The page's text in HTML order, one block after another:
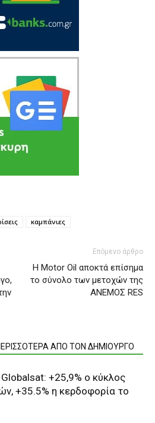
καμπάνιες
Επόμενο άρθρο
H Μοtor Oil αποκτά επίσημα
το σύνολο των μετοχών της
ΑΝΕΜΟΣ RES
ΑΠΟ ΤΟΝ ΔΗΜΙΟΥΡΓΟ
+25,9% ο κύκλος
+35.5% η κερδοφορία το